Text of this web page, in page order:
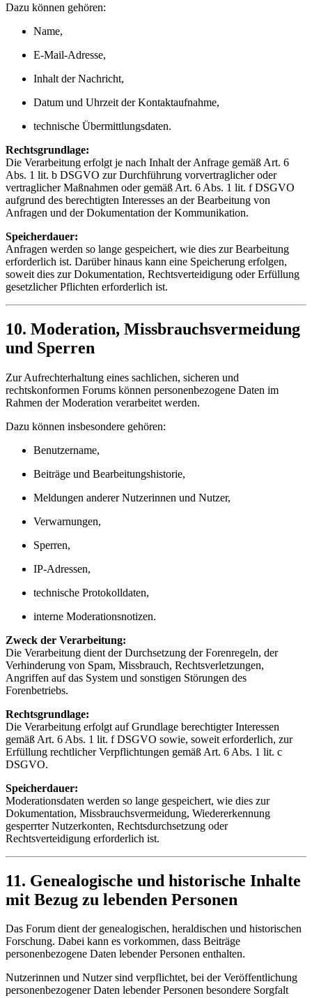
Dazu können gehören:
Name,
E-Mail-Adresse,
Inhalt der Nachricht,
Datum und Uhrzeit der Kontaktaufnahme,
technische Übermittlungsdaten.
Rechtsgrundlage:
Die Verarbeitung erfolgt je nach Inhalt der Anfrage gemäß Art. 6
Abs. 1 lit. b DSGVO zur Durchführung vorvertraglicher oder
vertraglicher Maßnahmen oder gemäß Art. 6 Abs. 1 lit. f DSGVO
aufgrund des berechtigten Interesses an der Bearbeitung von
Anfragen und der Dokumentation der Kommunikation.
Speicherdauer:
Anfragen werden so lange gespeichert, wie dies zur Bearbeitung
erforderlich ist. Darüber hinaus kann eine Speicherung erfolgen,
soweit dies zur Dokumentation, Rechtsverteidigung oder Erfüllung
gesetzlicher Pflichten erforderlich ist.
10. Moderation, Missbrauchsvermeidung
und Sperren
Zur Aufrechterhaltung eines sachlichen, sicheren und
rechtskonformen Forums können personenbezogene Daten im
Rahmen der Moderation verarbeitet werden.
Dazu können insbesondere gehören:
Benutzername,
Beiträge und Bearbeitungshistorie,
Meldungen anderer Nutzerinnen und Nutzer,
Verwarnungen,
Sperren,
IP-Adressen,
technische Protokolldaten,
interne Moderationsnotizen.
Zweck der Verarbeitung:
Die Verarbeitung dient der Durchsetzung der Forenregeln, der
Verhinderung von Spam, Missbrauch, Rechtsverletzungen,
Angriffen auf das System und sonstigen Störungen des
Forenbetriebs.
Rechtsgrundlage:
Die Verarbeitung erfolgt auf Grundlage berechtigter Interessen
gemäß Art. 6 Abs. 1 lit. f DSGVO sowie, soweit erforderlich, zur
Erfüllung rechtlicher Verpflichtungen gemäß Art. 6 Abs. 1 lit. c
DSGVO.
Speicherdauer:
Moderationsdaten werden so lange gespeichert, wie dies zur
Dokumentation, Missbrauchsvermeidung, Wiedererkennung
gesperrter Nutzerkonten, Rechtsdurchsetzung oder
Rechtsverteidigung erforderlich ist.
11. Genealogische und historische Inhalte
mit Bezug zu lebenden Personen
Das Forum dient der genealogischen, heraldischen und historischen
Forschung. Dabei kann es vorkommen, dass Beiträge
personenbezogene Daten lebender Personen enthalten.
Nutzerinnen und Nutzer sind verpflichtet, bei der Veröffentlichung
personenbezogener Daten lebender Personen besondere Sorgfalt